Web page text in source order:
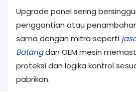
Upgrade panel sering
penggantian atau
sama dengan mitra seperti
Batangdan OEM mesin
proteksi dan logika kontrol
pabrikan.